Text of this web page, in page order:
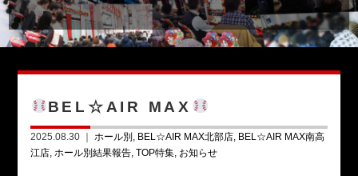
BEL☆AIR MAX
2025.08.30 ｜ ホール別 BEL☆AIR MAX北部店
BEL☆AIR MAX南高
江店 ホール別結果報告 TOP特集 お知らせ